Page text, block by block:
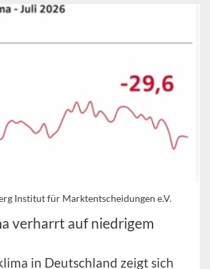
Institut für Marktentscheidungen e.V.
verharrt auf niedrigem
in Deutschland zeigt sich